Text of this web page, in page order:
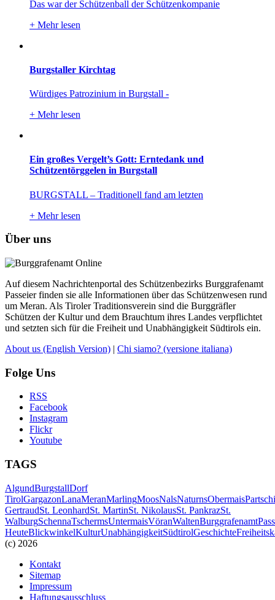
Das war der Schützenball der Schützenkompanie
+ Mehr lesen
Burgstaller Kirchtag
Würdiges Patrozinium in Burgstall -
+ Mehr lesen
Ein großes Vergelt’s Gott: Erntedank und
Schützentörggelen in Burgstall
BURGSTALL – Traditionell fand am letzten
+ Mehr lesen
Über uns
Auf diesem Nachrichtenportal des Schützenbezirks Burggrafenamt
Passeier finden sie alle Informationen über das Schützenwesen rund
um Meran. Als Tiroler Traditionsverein sind die Burggräfler
Schützen der Kultur und dem Brauchtum ihres Landes verpflichtet
und setzten sich für die Freiheit und Unabhängigkeit Südtirols ein.
About us (English Version) | Chi siamo? (versione italiana)
Folge Uns
RSS
Facebook
Instagram
Flickr
Youtube
TAGS
AlgundBurgstallDorf
TirolGargazonLanaMeranMarlingMoosNalsNaturnsObermais
GertraudSt. LeonhardSt. MartinSt. NikolausSt. PankrazSt.
WalburgSchennaTschermsUntermaisVöranWaltenBurggrafenamt
HeuteBlickwinkelKulturUnabhängigkeitSüdtirolGeschichte
(c) 2026
Kontakt
Sitemap
Impressum
Haftungsausschluss